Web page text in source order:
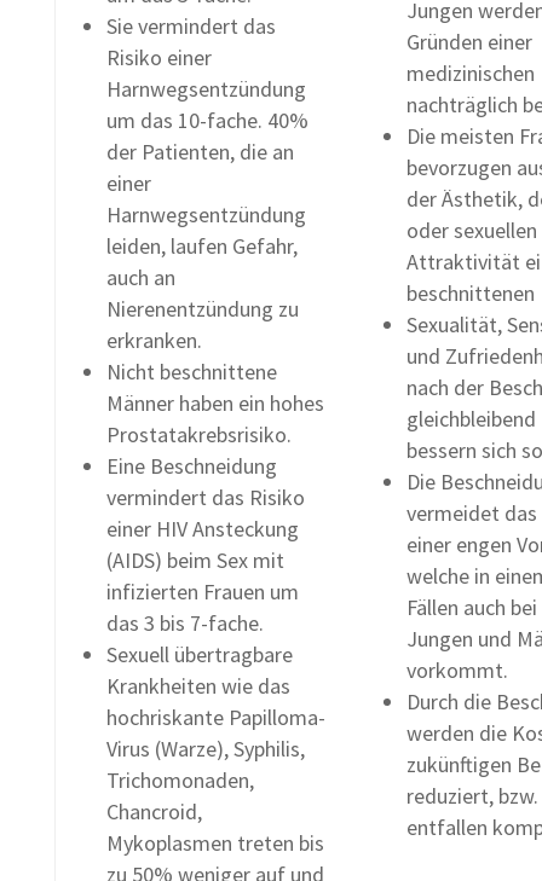
Sie vermindert das
Risiko einer
Harnwegsentzündung
um das 10-fache. 40%
der Patienten, die an
einer
Harnwegsentzündung
leiden, laufen Gefahr,
auch an
Nierenentzündung zu
erkranken.
Nicht beschnittene
Männer haben ein hohes
Prostatakrebsrisiko.
Eine Beschneidung
vermindert das Risiko
einer HIV Ansteckung
(AIDS) beim Sex mit
infizierten Frauen um
das 3 bis 7-fache.
Sexuell übertragbare
Krankheiten wie das
hochriskante Papilloma-
Virus (Warze), Syphilis,
Trichomonaden,
Chancroid,
Mykoplasmen treten bis
zu 50% weniger auf und
Jungen
Gründen einer
nachträglich
Die meisten
bevorzugen
der Ästhetik,
oder sexuellen
Attraktivität
beschnittenen
Sexualität,
und
nach der
gleichbleibend
bessern sich
Die
vermeidet das
einer engen
welche in
Fällen auch
Jungen und
vorkommt.
Durch die
werden die
zukünftigen
reduziert,
entfallen